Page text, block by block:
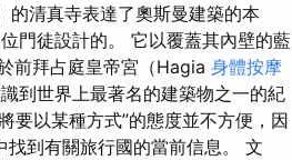
的清真寺表達了奧斯曼建築的本
門徒設計的。 它以覆蓋其內壁的藍
前拜占庭皇帝宮（Hagia 身體按摩
到世界上最著名的建築物之一的紀
要以某種方式”的態度並不方便，因
到有關旅行國的當前信息。 文